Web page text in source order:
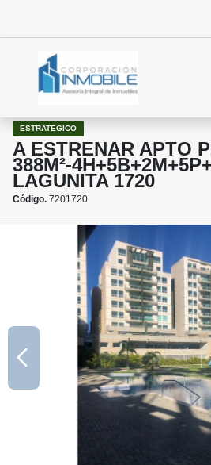
ESTRATEGICO
A ESTRENAR APTO
388M²-
LAGUNITA 1720
Código. 7201720